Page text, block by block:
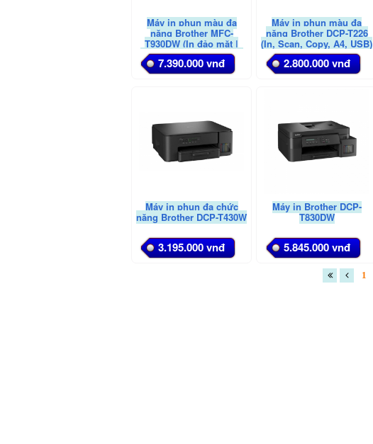
Máy in phun màu đa
năng Brother MFC-
T930DW (In đảo mặt |
Copy | Scan | Fax | A4 |
A5| USB | LAN | WIFI)
7.390.000 vnđ
Máy in phun màu đa
năng Brother DCP-T226
(In, Scan, Copy, A4, USB)
2.800.000 vnđ
Máy in phun đa chức
năng Brother DCP-T430W
3.195.000 vnđ
Máy in Brother DCP-
T830DW
5.845.000 vnđ
1